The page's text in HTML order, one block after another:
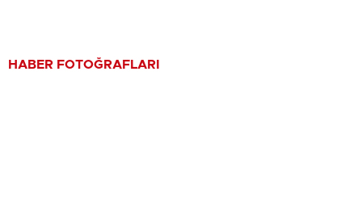
HABER FOTOĞRAFLARI